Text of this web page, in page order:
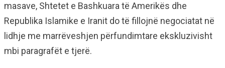
masave, Shtetet e Bashkuara të Amerikës dhe
Republika Islamike e Iranit do të fillojnë negociatat në
lidhje me marrëveshjen përfundimtare ekskluzivisht
mbi paragrafët e tjerë.